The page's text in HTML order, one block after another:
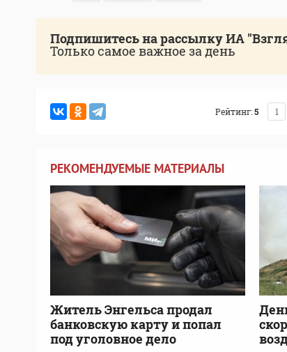
Подпишитесь на рассылку ИА
Только самое важное за день
Рейтинг:5 1
РЕКОМЕНДУЕМЫЕ МАТЕРИАЛЫ
Житель Энгельса продал
банковскую карту и попал
под уголовное дело